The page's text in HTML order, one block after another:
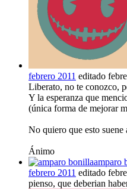
febrero 2011 editado
Liberato, no te conozco,
Y la esperanza que
(única forma de mejorar
No quiero que esto suene
Ánimo
amparo
febrero 2011 editado
pienso, que deberian